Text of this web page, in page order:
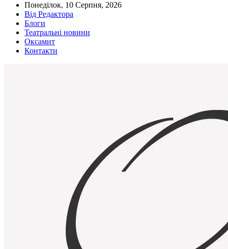
Понеділок, 10 Серпня, 2026
Від Редактора
Блоги
Театральні новини
Оксамит
Контакти